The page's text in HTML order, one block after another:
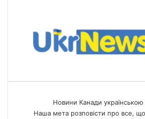
Новини Канади
Наша мета розповісти про все, що